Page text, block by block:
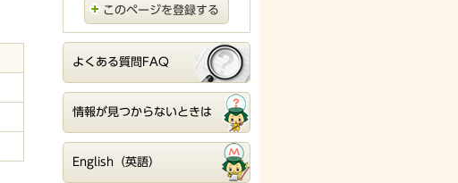
このページを登録する
よくある質問FAQ
情報が見つからないときは
English（英語）